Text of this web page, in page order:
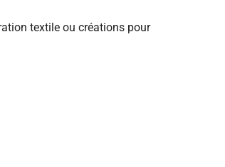
textile ou créations pour